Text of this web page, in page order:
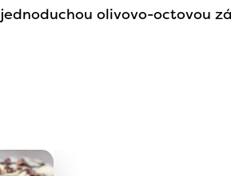
jednoduchou olivovo-octovou